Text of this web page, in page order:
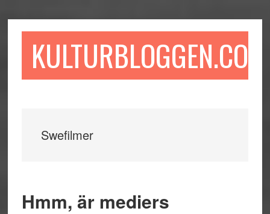
till
till
sidofältet
till
KULTURBLOGGEN.COM
Swefilmer
Hmm, är mediers